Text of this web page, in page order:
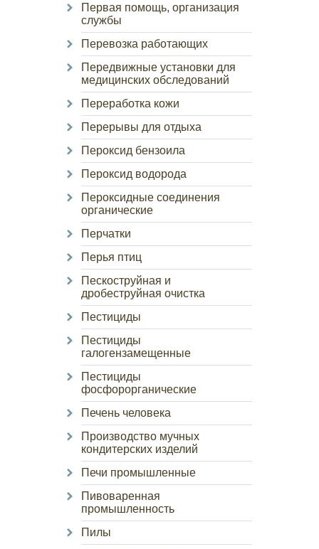
Первая помощь, организация
службы
Перевозка работающих
Передвижные установки для
медицинских обследований
Переработка кожи
Перерывы для отдыха
Пероксид бензоила
Пероксид водорода
Пероксидные соединения
органические
Перчатки
Перья птиц
Пескоструйная и
дробеструйная очистка
Пестициды
Пестициды
галогензамещенные
Пестициды
фосфорорганические
Печень человека
Производство мучных
кондитерских изделий
Печи промышленные
Пивоваренная
промышленность
Пилы